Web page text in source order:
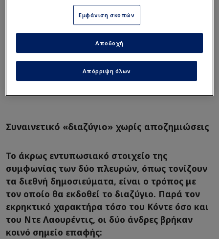
Συναινετικό «διαζύγιο» χωρίς αποζημιώσεις
Το άκρως εντυπωσιακό στοιχείο της
συμφωνίας των δύο πλευρών, όπως τονίζουν
τα διεθνή δημοσιεύματα, είναι ο τρόπος με
τον οποίο θα εκδοθεί το διαζύγιο. Παρά τον
εκρηκτικό χαρακτήρα τόσο του Κόντε όσο και
του Ντε Λαουρέντις, οι δύο άνδρες βρήκαν
κοινό σημείο επαφής:
Εμφάνιση σκοπών
Απόρριψη όλων
Αποδοχή